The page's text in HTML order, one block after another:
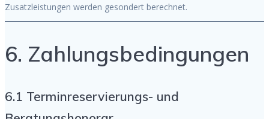
Zusatzleistungen werden gesondert berechnet.
6. Zahlungsbedingungen
6.1 Terminreservierungs- und